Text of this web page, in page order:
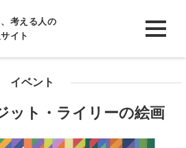
考える人の
イト
イベント
ト・ライリーの絵画